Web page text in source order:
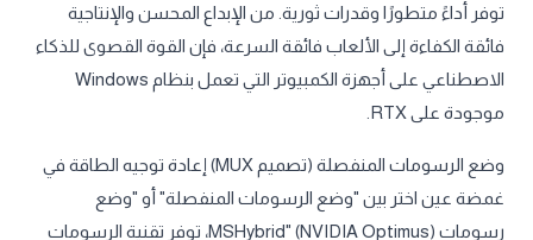
توفر أداءً متطورًا وقدرات ثورية. من الإبداع المحسن والإنتاجية
فائقة الكفاءة إلى الألعاب فائقة السرعة، فإن القوة القصوى للذكاء
الاصطناعي على أجهزة الكمبيوتر التي تعمل بنظام Windows
موجودة على RTX.
وضع الرسومات المنفصلة (تصميم MUX) إعادة توجيه الطاقة في
غمضة عين اختر بين "وضع الرسومات المنفصلة" أو "وضع
رسومات MSHybrid" (NVIDIA Optimus)، توفر تقنية الرسومات